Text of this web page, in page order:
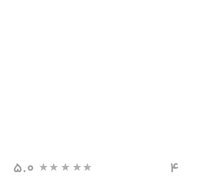
4
5.0